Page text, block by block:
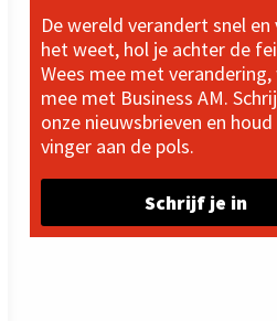
De wereld verandert snel en
het weet, hol je achter de
Wees mee met verandering,
mee met Business AM.
onze nieuwsbrieven en
vinger aan de pols.
Schrijf je in